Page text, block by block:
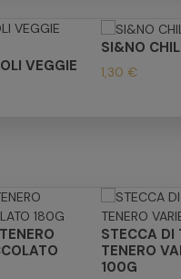
VEGGIE
SI&NO
1,30 €
STECCA DI
TENERO
100G